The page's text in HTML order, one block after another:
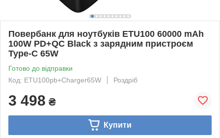
Повербанк для ноутбуків ETU100 60000 mAh
100W PD+QC Black з зарядним пристроєм
Type-C 65W
Готово до відправки
Код: ETU100pb+Charger65W
Роздріб
3 498 ₴
Купити